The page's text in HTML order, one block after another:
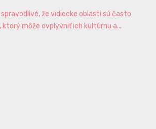
že vidiecke oblasti sú často
môže ovplyvniť ich kultúrnu a...